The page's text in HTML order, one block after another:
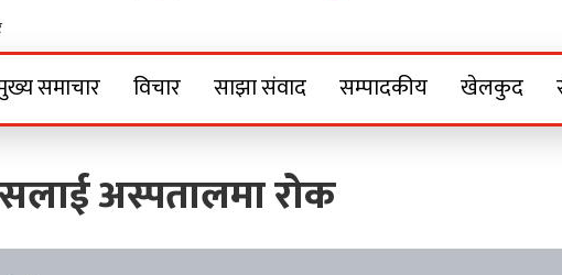
Sajha
समाचार विचार साझा संवाद सम्पादकीय खेलकुद
अस्पतालमा रोक